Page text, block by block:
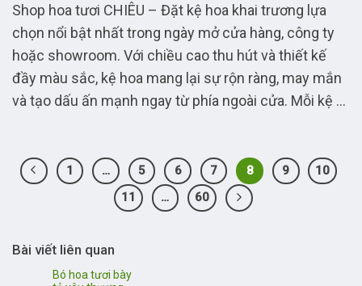
Shop hoa tươi CHIÊU – Đặt kệ hoa khai trương lựa
chọn nổi bật nhất trong ngày mở cửa hàng, công ty
hoặc showroom. Với chiều cao thu hút và thiết kế
đầy màu sắc, kệ hoa mang lại sự rộn ràng, may mắn
và tạo dấu ấn mạnh ngay từ phía ngoài cửa. Mỗi kệ ...
1 … 5 6 7 8 9
10
11
… 60
Bài viết liên quan
Bó hoa tươi bày